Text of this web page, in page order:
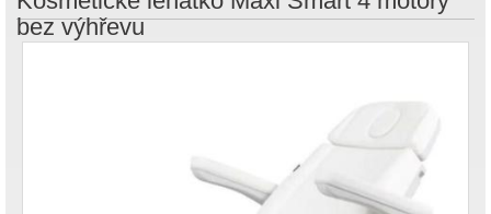
bez výhřevu